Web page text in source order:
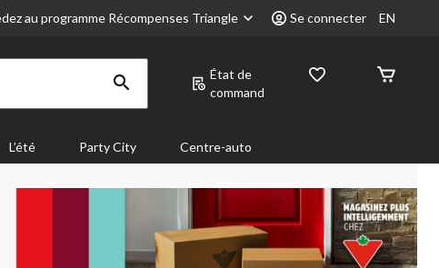
au programme Récompenses Triangle Se connecter EN
État de
command
L’été Party City Centre-auto